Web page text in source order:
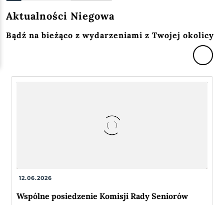
Aktualności Niegowa
Bądź na bieżąco z wydarzeniami z Twojej okolicy
12.06.2026
Wspólne posiedzenie Komisji Rady Seniorów